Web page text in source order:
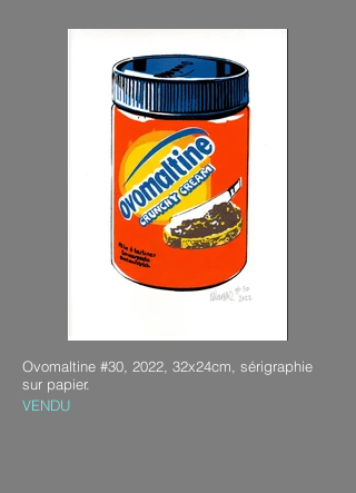
Ovomaltine #30, 2022, 32x24cm, sérigraphie
sur papier.
VENDU